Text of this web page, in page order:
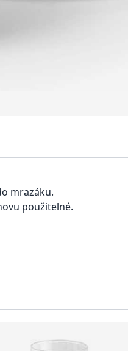
mrazáku.
použitelné.